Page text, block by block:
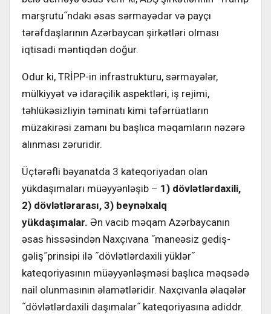
marşrutu˝ndakı əsas sərmayədar və payçı
tərəfdaşlarının Azərbaycan şirkətləri olması
iqtisadi məntiqdən doğur.
Odur ki, TRİPP-in infrastrukturu, sərmayələr,
mülkiyyət və idarəçilik aspektləri, iş rejimi,
təhlükəsizliyin təminatı kimi təfərrüatların
müzakirəsi zamanı bu başlıca məqamların nəzərə
alınması zəruridir.
Üçtərəfli bəyanatda 3 kateqoriyadan olan
yükdaşımaları müəyyənləşib – 1) dövlətlərdaxili,
2) dövlətlərarası, 3) beynəlxalq
yükdaşımalar. Ən vacib məqam Azərbaycanın
əsas hissəsindən Naxçıvana ˝maneəsiz gediş-
gəliş˝prinsipi ilə ˝dövlətlərdaxili yüklər˝
kateqoriyasının müəyyənləşməsi başlıca məqsədə
nail olunmasının əlamətləridir. Naxçıvanla əlaqələr
˝dövlətlərdaxili daşımalar˝ kateqoriyasına adiddr.